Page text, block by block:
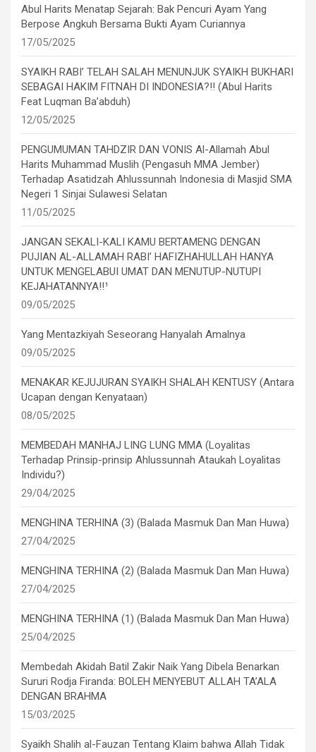
Abul Harits Menatap Sejarah: Bak Pencuri Ayam Yang
Berpose Angkuh Bersama Bukti Ayam Curiannya
17/05/2025
SYAIKH RABI’ TELAH SALAH MENUNJUK SYAIKH BUKHARI
SEBAGAI HAKIM FITNAH DI INDONESIA?!! (Abul Harits
Feat Luqman Ba’abduh)
12/05/2025
PENGUMUMAN TAHDZIR DAN VONIS Al-Allamah Abul
Harits Muhammad Muslih (Pengasuh MMA Jember)
Terhadap Asatidzah Ahlussunnah Indonesia di Masjid SMA
Negeri 1 Sinjai Sulawesi Selatan
11/05/2025
JANGAN SEKALI-KALI KAMU BERTAMENG DENGAN
PUJIAN AL-ALLAMAH RABI’ HAFIZHAHULLAH HANYA
UNTUK MENGELABUI UMAT DAN MENUTUP-NUTUPI
KEJAHATANNYA!!¹
09/05/2025
Yang Mentazkiyah Seseorang Hanyalah Amalnya
09/05/2025
MENAKAR KEJUJURAN SYAIKH SHALAH KENTUSY (Antara
Ucapan dengan Kenyataan)
08/05/2025
MEMBEDAH MANHAJ LING LUNG MMA (Loyalitas
Terhadap Prinsip-prinsip Ahlussunnah Ataukah Loyalitas
Individu?)
29/04/2025
MENGHINA TERHINA (3) (Balada Masmuk Dan Man Huwa)
27/04/2025
MENGHINA TERHINA (2) (Balada Masmuk Dan Man Huwa)
27/04/2025
MENGHINA TERHINA (1) (Balada Masmuk Dan Man Huwa)
25/04/2025
Membedah Akidah Batil Zakir Naik Yang Dibela Benarkan
Sururi Rodja Firanda: BOLEH MENYEBUT ALLAH TA’ALA
DENGAN BRAHMA
15/03/2025
Syaikh Shalih al-Fauzan Tentang Klaim bahwa Allah Tidak